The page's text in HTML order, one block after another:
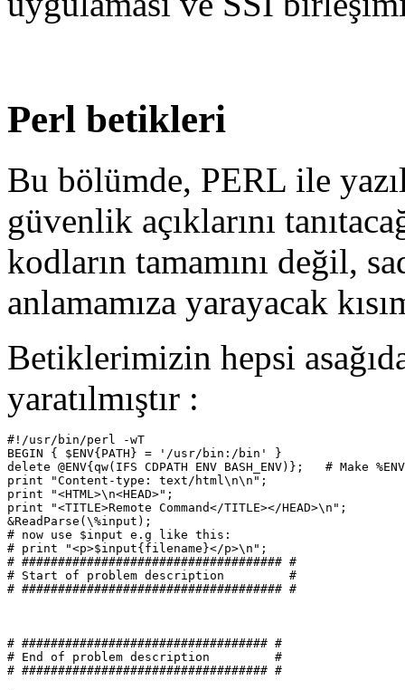
Perl betikleri
Bu bölümde, PERL ile
güvenlik açıklarını
kodların tamamını değil,
anlamamıza yarayacak
Betiklerimizin hepsi
yaratılmıştır :
#!/usr/bin/perl -wT
BEGIN { $ENV{PATH} = '/usr/bin:/bin' }
delete @ENV{qw(IFS CDPATH ENV BASH_ENV)};   # Make
print "Content-type: text/html\n\n";
print "<HTML>\n<HEAD>";
print "<TITLE>Remote Command</TITLE></HEAD>\n";
&ReadParse(\%input);
# now use $input e.g like this:
# print "<p>$input{filename}</p>\n";
# #################################### #
# Start of problem description         #
# #################################### #
# ################################## #
# End of problem description         #
# ################################## #